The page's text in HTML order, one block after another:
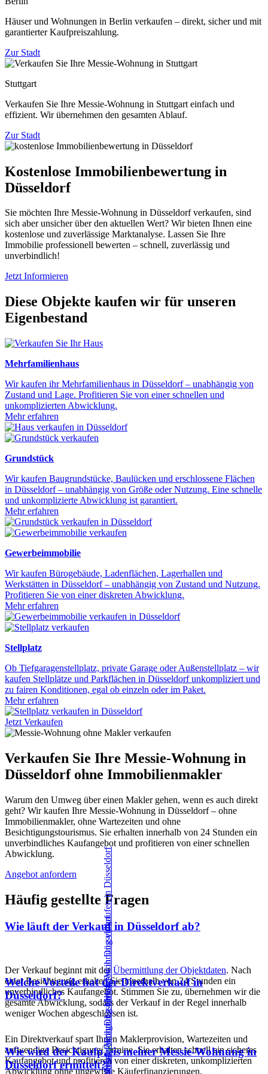
Häuser und Wohnungen in Berlin verkaufen – direkt, sicher und mit
garantierter Kaufpreiszahlung.
Zur Stadt
Stuttgart
Verkaufen Sie Ihre Messie-Wohnung in Stuttgart einfach und
effizient. Wir übernehmen den gesamten Ablauf.
Zur Stadt
Kostenlose Immobilienbewertung in
Düsseldorf
Sie möchten Ihre Messie-Wohnung in Düsseldorf verkaufen, sind
sich aber unsicher über den aktuellen Wert? Wir bieten Ihnen eine
kostenlose und zuverlässige Marktanalyse. Lassen Sie Ihre
Immobilie professionell bewerten – schnell, zuverlässig und
unverbindlich!
Jetzt Informieren
Diese Objekte kaufen wir für unseren
Eigenbestand
Mehrfamilienhaus
Wir kaufen ihr Mehrfamilienhaus in Düsseldorf – unabhängig von
Zustand und Lage. Profitieren Sie von einer schnellen und
unkomplizierten Abwicklung.
Mehr erfahren
Grundstück
Wir kaufen Baugrundstücke, Baulücken und erschlossene Flächen
in Düsseldorf – unabhängig von Größe oder Nutzung. Eine schnelle
und unkomplizierte Abwicklung ist garantiert.
Mehr erfahren
Gewerbeimmobilie
Wir kaufen Bürogebäude, Ladenflächen, Lagerhallen und
Werkstätten in Düsseldorf – unabhängig von Zustand und Nutzung.
Profitieren Sie von einer diskreten Abwicklung.
Mehr erfahren
Stellplatz
Ob Tiefgaragenstellplatz, private Garage oder Außenstellplatz – wir
kaufen Stellplätze und Parkflächen in Düsseldorf unkompliziert und
zu fairen Konditionen, egal ob einzeln oder im Paket.
Mehr erfahren
Jetzt Verkaufen
Verkaufen Sie Ihre Messie-Wohnung in
Düsseldorf ohne Immobilienmakler
Warum den Umweg über einen Makler gehen, wenn es auch direkt
geht? Wir kaufen Ihre Messie-Wohnung in Düsseldorf – ohne
Immobilienmakler, ohne Wartezeiten und ohne
Besichtigungstourismus. Sie erhalten innerhalb von 24 Stunden ein
unverbindliches Kaufangebot und profitieren von einer schnellen
Abwicklung.
Angebot anfordern
Häufig gestellte Fragen
Wie läuft der Verkauf in Düsseldorf ab?
Der Verkauf beginnt mit derÜbermittlung der Objektdaten. Nach
einer Besichtigung erhalten Sie innerhalb von 24 Stunden ein
unverbindliches Kaufangebot. Stimmen Sie zu, übernehmen wir die
gesamte Abwicklung, sodass der Verkauf in der Regel innerhalb
weniger Wochen abgeschlossen ist.
Welche Vorteile hat der Direktverkauf in
Düsseldorf?
Ein Direktverkauf spart Ihnen Maklerprovision, Wartezeiten und
aufwendige Besichtigungstermine. Sie erhalten schnell ein sicheres
Kaufangebot und profitieren von einer diskreten, unkomplizierten
Abwicklung ohne ungewisse Käuferfinanzierungen.
Wie wird der Kaufpreis meiner Messie-Wohnung in
Düsseldorf ermittelt?